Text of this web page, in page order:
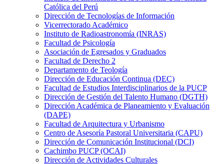
Católica del Perú
Dirección de Tecnologías de Información
Vicerrectorado Académico
Instituto de Radioastronomía (INRAS)
Facultad de Psicología
Asociación de Egresados y Graduados
Facultad de Derecho 2
Departamento de Teología
Dirección de Educación Continua (DEC)
Facultad de Estudios Interdisciplinarios de la PUCP
Dirección de Gestión del Talento Humano (DGTH)
Dirección Académica de Planeamiento y Evaluación
(DAPE)
Facultad de Arquitectura y Urbanismo
Centro de Asesoría Pastoral Universitaria (CAPU)
Dirección de Comunicación Institucional (DCI)
Cachimbo PUCP (OCAI)
Dirección de Actividades Culturales